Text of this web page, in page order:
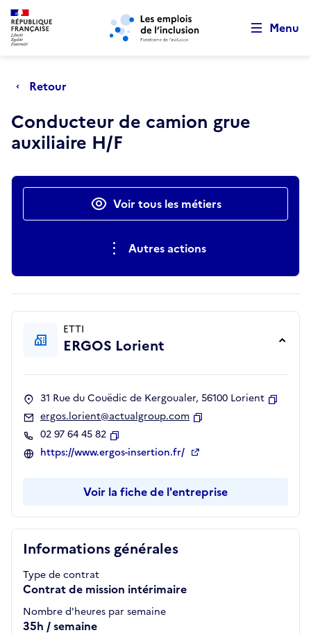
Aller au menu principal Aller au contenu principal
Menu
Retour
Conducteur de camion grue
auxiliaire H/F
Actions rapidesVoir tous les métiers
Autres actions
Informations générales
Type de contrat
Contrat de mission intérimaire
Nombre d'heures par semaine
35h / semaine
ETTI
ERGOS Lorient
31 Rue du Couëdic de Kergoualer, 56100 Lorient
ergos.lorient@actualgroup.com
02 97 64 45 82
Copier
https://www.ergos-insertion.fr/
Voir la fiche de l'entreprise
Retour au début de la page
Panneau de gestion des cookies